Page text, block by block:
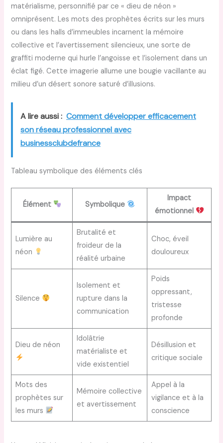
matérialisme, personnifié par ce « dieu de néon »
omniprésent. Les mots des prophètes écrits sur les murs
ou dans les halls d’immeubles incarnent la mémoire
collective et l’avertissement silencieux, une sorte de
graffiti moderne qui hurle l’angoisse et l’isolement dans un
éclat figé. Cette imagerie allume une bougie vacillante au
milieu d’un désert sonore saturé d’illusions.
A lire aussi : Comment développer efficacement
son réseau professionnel avec
businessclubdefrance
Tableau symbolique des éléments clés
Élément Symbolique
Impact
émotionnel
Lumière au
néon
Brutalité et
froideur de la
réalité urbaine
Choc, éveil
douloureux
Silence
Isolement et
rupture dans la
communication
Poids
oppressant,
tristesse
profonde
Dieu de néon
Idolâtrie
matérialiste et
vide existentiel
Désillusion et
critique sociale
Mots des
prophètes sur
les murs
Mémoire collective
et avertissement
Appel à la
vigilance et à la
conscience